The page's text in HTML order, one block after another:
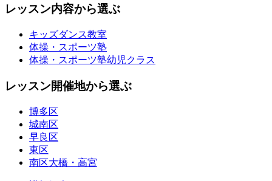
レッスン内容から選ぶ
キッズダンス教室
体操・スポーツ塾
体操・スポーツ塾幼児クラス
レッスン開催地から選ぶ
博多区
城南区
早良区
東区
南区大橋・高宮